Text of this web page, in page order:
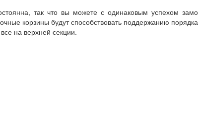
так что вы можете с одинаковым успехом
корзины будут способствовать поддержанию
на верхней секции.